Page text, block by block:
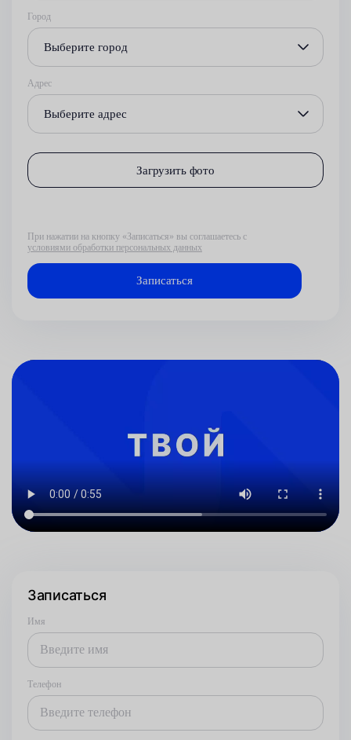
Город
Выберите город
Адрес
Выберите адрес
Загрузить фото
При нажатии на кнопку «Записаться» вы соглашаетесь с
условиями обработки персональных данных
Записаться
Имя
Телефон